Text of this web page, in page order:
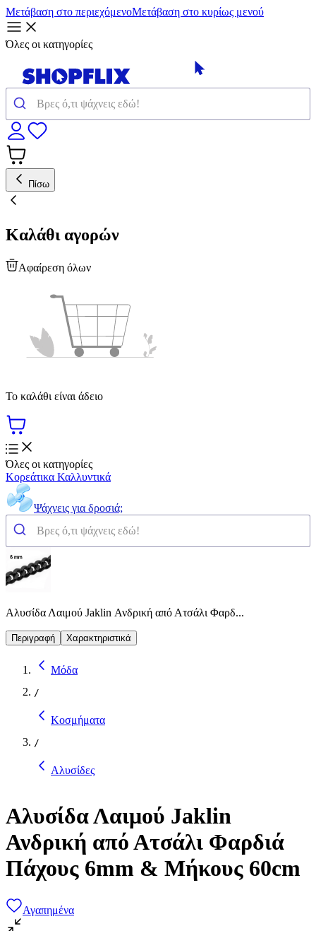
Μετάβαση στο περιεχόμενοΜετάβαση στο κυρίως μενού
Όλες οι κατηγορίες
Πίσω
Καλάθι αγορών
Αφαίρεση όλων
Το καλάθι είναι άδειο
Όλες οι κατηγορίες
Κορεάτικα Καλλυντικά
Ψάχνεις για δροσιά;
Αλυσίδα Λαιμού Jaklin Ανδρική από Ατσάλι Φαρδ...
Περιγραφή Χαρακτηριστικά
Μόδα
/
Κοσμήματα
/
Αλυσίδες
Αλυσίδα Λαιμού Jaklin
Ανδρική από Ατσάλι Φαρδιά
Πάχους 6mm & Μήκους 60cm
Αγαπημένα